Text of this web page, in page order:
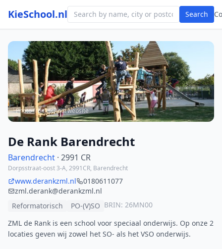
KieSchool.nl Search
Photo from school website
De Rank Barendrecht
Barendrecht · 2991 CR
Dorpsstraat-oost 3-A, 2991CR, Barendrecht
www.derankzml.nl
0180611077
zml.derank@derankzml.nl
Reformatorisch
PO-(V)SO BRIN: 26MN00
ZML de Rank is een school voor speciaal onderwijs. Op onze 2
locaties geven wij zowel het SO- als het VSO onderwijs.